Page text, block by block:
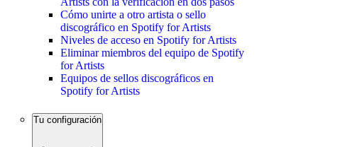
Cómo unirte a otro artista o sello
discográfico en Spotify for Artists
Niveles de acceso en Spotify for Artists
Eliminar miembros del equipo de Spotify
for Artists
Equipos de sellos discográficos en
Spotify for Artists
Tu configuración